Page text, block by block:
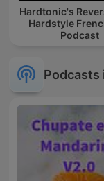
Hardtonic's
Hardstyle
Podcast
Podcasts